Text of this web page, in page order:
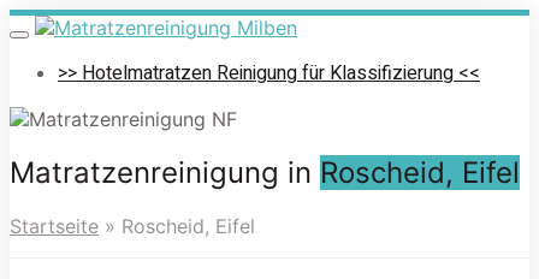
Skip
to
main
Toggle
navigation>> Hotelmatratzen Reinigung für Klassifizierung <<
Matratzenreinigung in Roscheid, Eifel
Startseite » Roscheid, Eifel